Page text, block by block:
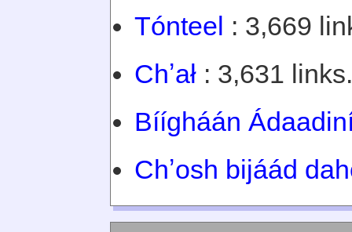
Tónteel : 3,669
Chʼał : 3,631 links.
Bíígháán
Chʼosh bijáád